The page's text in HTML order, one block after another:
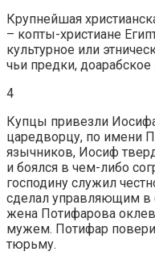
Крупнейшая
– копты-христиане
культурное или
чьи предки, доарабское
4
Купцы привезли
царедворцу, по имени
язычников, Иосиф
и боялся в чем-либо
господину служил
сделал управляющим в
жена Потифарова
мужем. Потифар
тюрьму.